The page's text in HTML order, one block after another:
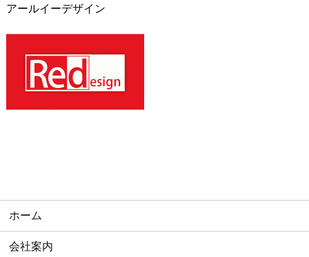
アールイーデザイン
ホーム
会社案内